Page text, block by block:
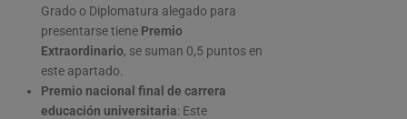
Grado o Diplomatura alegado para
presentarse tiene Premio
Extraordinario, se suman 0,5 puntos en
este apartado.
Premio nacional final de carrera
educación universitaria: Este